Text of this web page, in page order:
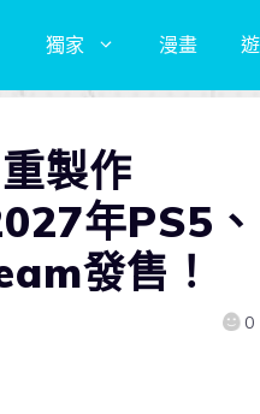
獨家 漫畫
製作
年PS5、
發售！
0